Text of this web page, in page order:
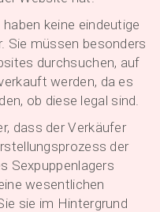
keine eindeutige
Sie müssen besonders
durchsuchen, auf
werden, da es
ob diese legal sind.
dass der Verkäufer
der
Sexpuppenlagers
wesentlichen
sie im Hintergrund